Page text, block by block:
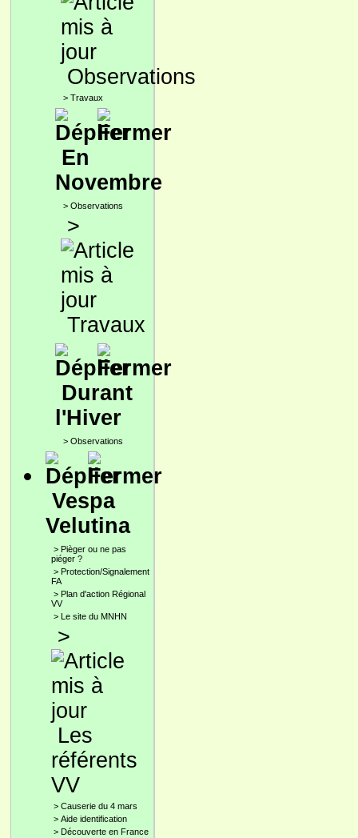
Observations
> Travaux
En
Novembre
> Observations
>
Travaux
Durant
l'Hiver
> Observations
Vespa
Velutina
> Pièger ou ne pas
piéger ?
> Protection/Signalement
FA
> Plan d'action Régional
VV
> Le site du MNHN
>
Les
référents
VV
> Causerie du 4 mars
> Aide identification
> Découverte en France